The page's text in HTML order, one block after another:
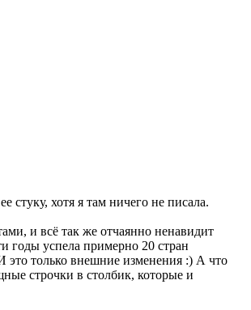
хотя я там ничего не писала.
и всё так же отчаянно ненавидит
годы успела примерно 20 стран
это только внешние изменения :) А что
строчки в столбик, которые и